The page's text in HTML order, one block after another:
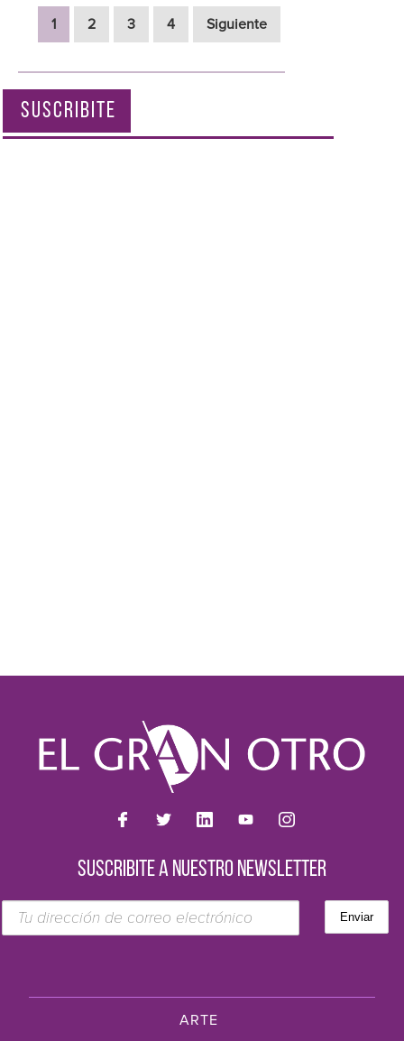
1 2 3 4 Siguiente
SUSCRIBITE
SUSCRIBITE A NUESTRO NEWSLETTER
ARTE